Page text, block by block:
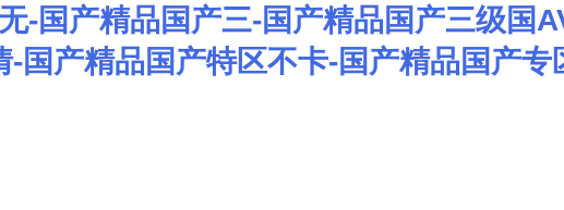
-国产精品国产三-国产精品国产三级国
国产精品国产特区不卡-国产精品国产